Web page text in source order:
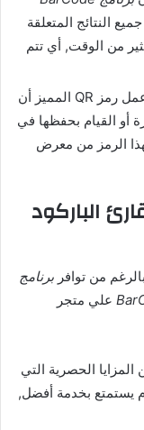
النتائج المتعلقة
من الوقت, أي تتم
كما ذكرنا أن تستطيع عمل رمز QR المميز أن
أو القيام بحفظها في
الرمز من معرض
الباركود
من توافر برنامج
علي متجر
الحصرية التي
يستمتع بخدمة أفضل,